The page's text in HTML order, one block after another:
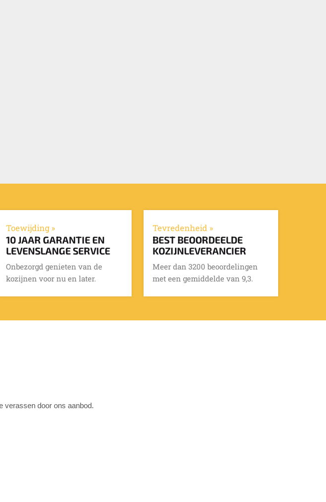
Toewijding »
10 JAAR GARANTIE EN
LEVENSLANGE SERVICE
Onbezorgd genieten van de
kozijnen voor nu en later.
Tevredenheid »
BEST BEOORDEELDE
KOZIJNLEVERANCIER
Meer dan 3200 beoordelingen
met een gemiddelde van 9,3.
verassen door ons aanbod.